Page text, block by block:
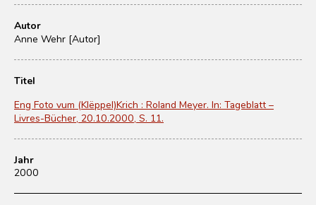
Autor
Anne Wehr [Autor]
Titel
Eng Foto vum (Klëppel)Krich : Roland Meyer. In: Tageblatt –
Livres-Bücher, 20.10.2000, S. 11.
Jahr
2000